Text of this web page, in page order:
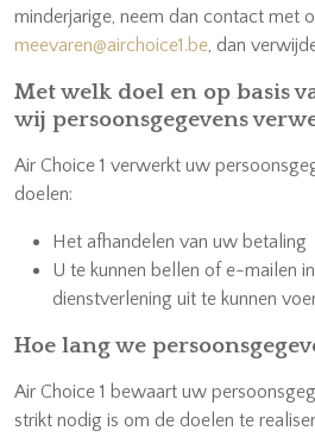
minderjarige, neem dan contact met
meevaren@airchoice1.be, dan
Met welk doel en op basis
wij persoonsgegevens
Air Choice 1 verwerkt uw
doelen:
Het afhandelen van uw betaling
U te kunnen bellen of e-mailen
dienstverlening uit te kunnen
Hoe lang we
Air Choice 1 bewaart uw
strikt nodig is om de doelen te